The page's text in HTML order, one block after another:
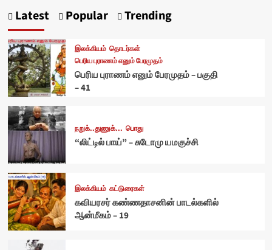
Latest Popular Trending
இலக்கியம் தொடர்கள்
பெரிய புராணம் எனும் பேரமுதம்
பெரிய புராணம் எனும் பேரமுதம் – பகுதி
– 41
நறுக்..துணுக்... பொது
“லிட்டில் பாய்” – சுடோமு யமகுச்சி
இலக்கியம் கட்டுரைகள்
கவியரசர் கண்ணதாசனின் பாடல்களில்
ஆன்மீகம் – 19